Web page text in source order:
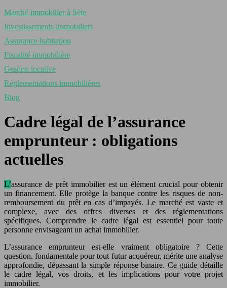
Marché immobilier à Sète
Investissements immobiliers
Assurance habitation
Fiscalité immobilière
Gestion locative
Réglementations immobilières
Blog
Cadre légal de l’assurance
emprunteur : obligations
actuelles
L’assurance de prêt immobilier est un élément crucial pour obtenir
un financement. Elle protège la banque contre les risques de non-
remboursement du prêt en cas d’impayés. Le marché est vaste et
complexe, avec des offres diverses et des réglementations
spécifiques. Comprendre le cadre légal est essentiel pour toute
personne envisageant un achat immobilier.
L’assurance emprunteur est-elle vraiment obligatoire ? Cette
question, fondamentale pour tout futur acquéreur, mérite une analyse
approfondie, dépassant la simple réponse binaire. Ce guide détaille
le cadre légal, vos droits, et les implications pour votre projet
immobilier.